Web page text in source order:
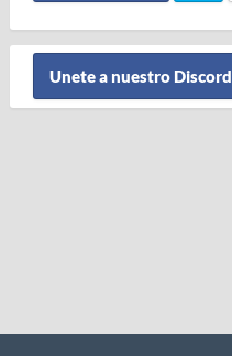
Unete a nuestro Discord